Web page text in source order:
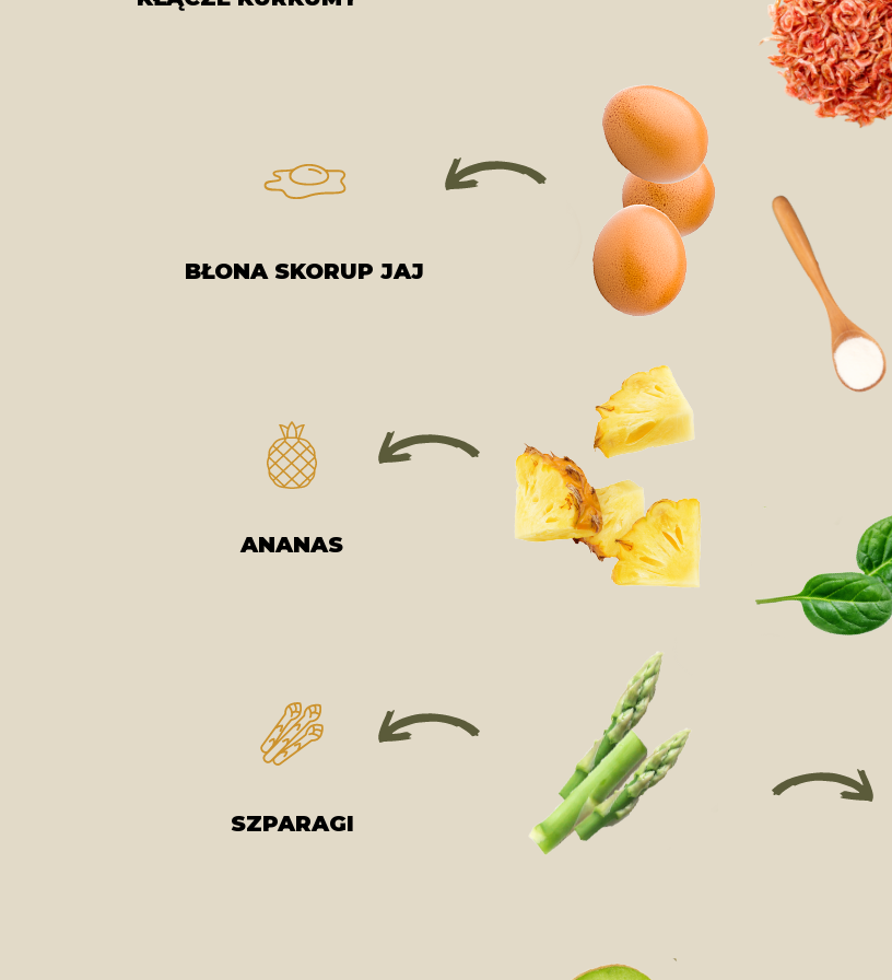
BŁONA SKORUP JAJ
ANANAS
SZPARAGI